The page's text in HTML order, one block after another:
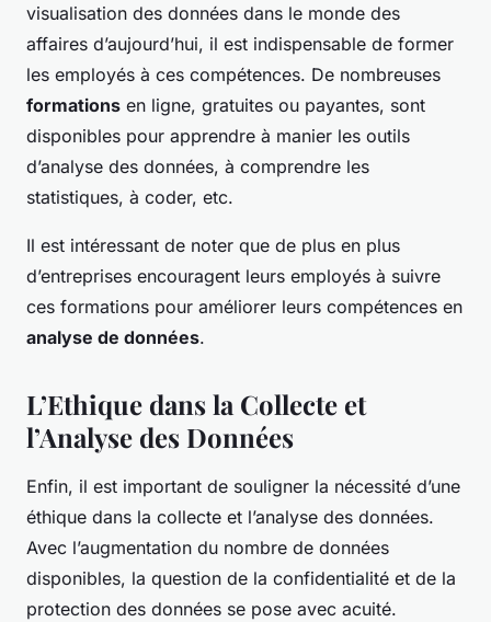
visualisation des données dans le monde des
affaires d’aujourd’hui, il est indispensable de former
les employés à ces compétences. De nombreuses
formations en ligne, gratuites ou payantes, sont
disponibles pour apprendre à manier les outils
d’analyse des données, à comprendre les
statistiques, à coder, etc.
Il est intéressant de noter que de plus en plus
d’entreprises encouragent leurs employés à suivre
ces formations pour améliorer leurs compétences en
analyse de données.
L’Ethique dans la Collecte et
l’Analyse des Données
Enfin, il est important de souligner la nécessité d’une
éthique dans la collecte et l’analyse des données.
Avec l’augmentation du nombre de données
disponibles, la question de la confidentialité et de la
protection des données se pose avec acuité.